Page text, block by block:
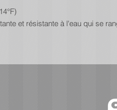
et résistante à l'eau qui se